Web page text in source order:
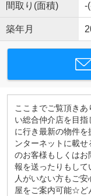
間取り(面積) -
築年月
ここまでご覧頂き
い総合仲介店を目
に行き最新の物件
ンターネットに載
のお客様もしくは
報を送ったりもし
人がいない方もご
屋をご案内可能☆ど